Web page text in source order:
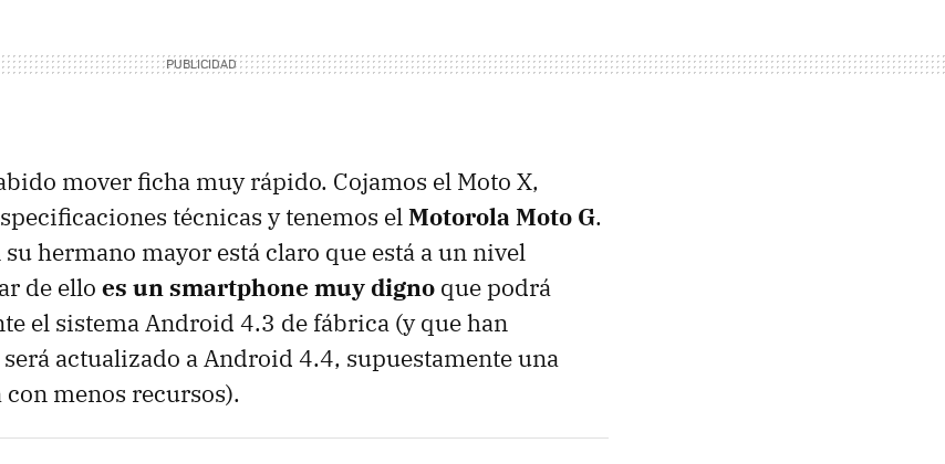
mover ficha muy rápido. Cojamos el Moto X,
técnicas y tenemos elMotorola Moto G.
hermano mayor está claro que está a un nivel
de ello es un smartphone muy digno que podrá
el sistema Android 4.3 de fábrica (y que han
actualizado a Android 4.4, supuestamente una
menos recursos).